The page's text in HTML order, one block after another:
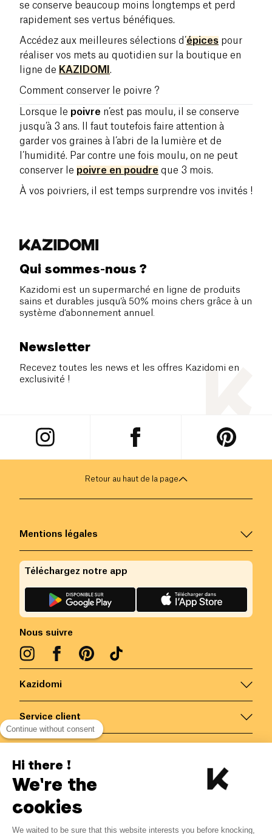
se conserve beaucoup moins longtemps et perd
rapidement ses vertus bénéfiques.
Accédez aux meilleures sélections d’épices pour
réaliser vos mets au quotidien sur la boutique en
ligne de KAZIDOMI .
Comment conserver le poivre ?
Lorsque le poivre n’est pas moulu, il se conserve
jusqu’à 3 ans. Il faut toutefois faire attention à
garder vos graines à l’abri de la lumière et de
l’humidité. Par contre une fois moulu, on ne peut
conserver le poivre en poudre que 3 mois.
À vos poivriers, il est temps surprendre vos invités !
Qui sommes-nous ?
Kazidomi est un supermarché en ligne de produits
sains et durables jusqu’à 50% moins chers grâce à un
système d’abonnement annuel.
Newsletter
Recevez toutes les news et les offres Kazidomi en
exclusivité !
Retour au haut de la page
Kazidomi
Service client
Mentions légales
Nous suivre
Téléchargez notre app
Belgique/FR
Continue without consent
Hi there !
We're the
cookies
We waited to be sure that this website interests you before knocking,